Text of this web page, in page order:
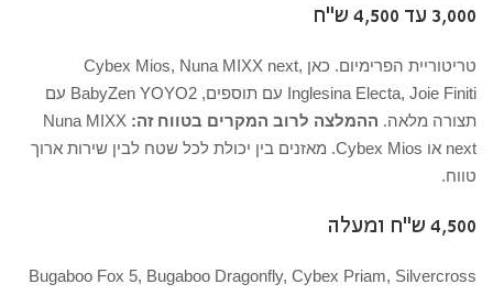
3,000 עד 4,500 ש"ח
טריטוריית הפרימיום. כאן Cybex Mios, Nuna MIXX next,
Inglesina Electa, Joie Finiti עם תוספים, BabyZen YOYO2 עם
תצורה מלאה. ההמלצה לרוב המקרים בטווח זה: Nuna MIXX
next או Cybex Mios. מאזנים בין יכולת לכל שטח לבין שירות ארוך
טווח.
4,500 ש"ח ומעלה
Bugaboo Fox 5, Bugaboo Dragonfly, Cybex Priam, Silvercross